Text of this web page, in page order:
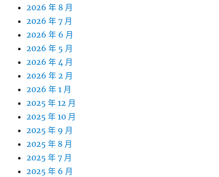
2026 年 8 月
2026 年 7 月
2026 年 6 月
2026 年 5 月
2026 年 4 月
2026 年 2 月
2026 年 1 月
2025 年 12 月
2025 年 10 月
2025 年 9 月
2025 年 8 月
2025 年 7 月
2025 年 6 月